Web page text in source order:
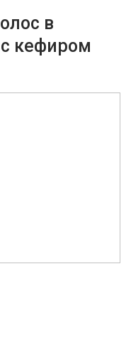
в
кефиром